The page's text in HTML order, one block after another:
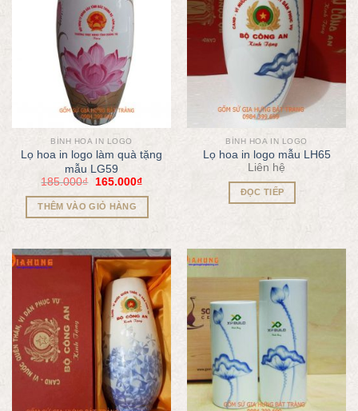
BÌNH HOA IN LOGO
Lọ hoa in logo làm quà tặng
mẫu LG59
185.000₫ 165.000₫
THÊM VÀO GIỎ HÀNG
BÌNH HOA IN LOGO
Lọ hoa in logo mẫu LH65
Liên hệ
ĐỌC TIẾP